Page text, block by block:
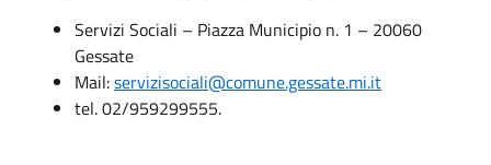
Servizi Sociali – Piazza Municipio n. 1 – 20060
Gessate
Mail:servizisociali@comune.gessate.mi.it
tel. 02/959299555.